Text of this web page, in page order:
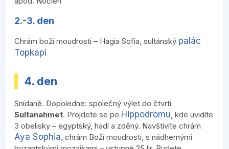
2.-3. den
Chrám boží moudrosti – Hagia Sofia, sultánský palác
Topkapi
4. den
Snídaně. Dopoledne: společný výlet do čtvrti
Sultanahmet. Projdete se po Hippodromu, kde uvidíte
3 obelisky – egyptský, hadí a zděný. Navštívíte chrám
Aya Sophia, chrám Boží moudrosti, s nádhernými